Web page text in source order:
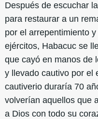
Después de escuchar
para restaurar a un
por el arrepentimiento
ejércitos, Habacuc se
que cayó en manos de
y llevado cautivo por el
cautiverio duraría 70
volverían aquellos que
a Dios con todo su